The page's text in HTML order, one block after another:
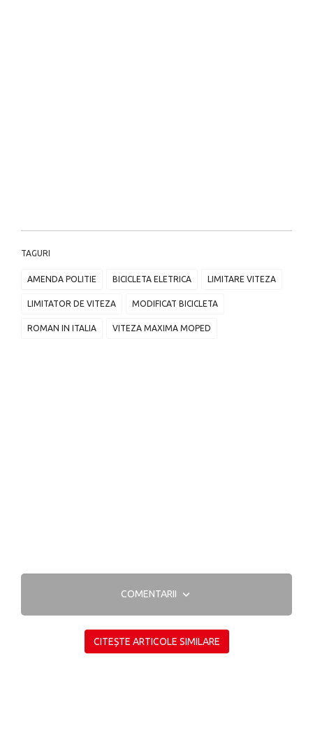
TAGURI
AMENDA POLITIE BICICLETA ELETRICA LIMITARE VITEZA
LIMITATOR DE VITEZA MODIFICAT BICICLETA
ROMAN IN ITALIA VITEZA MAXIMA MOPED
COMENTARII
CITEȘTE ARTICOLE SIMILARE